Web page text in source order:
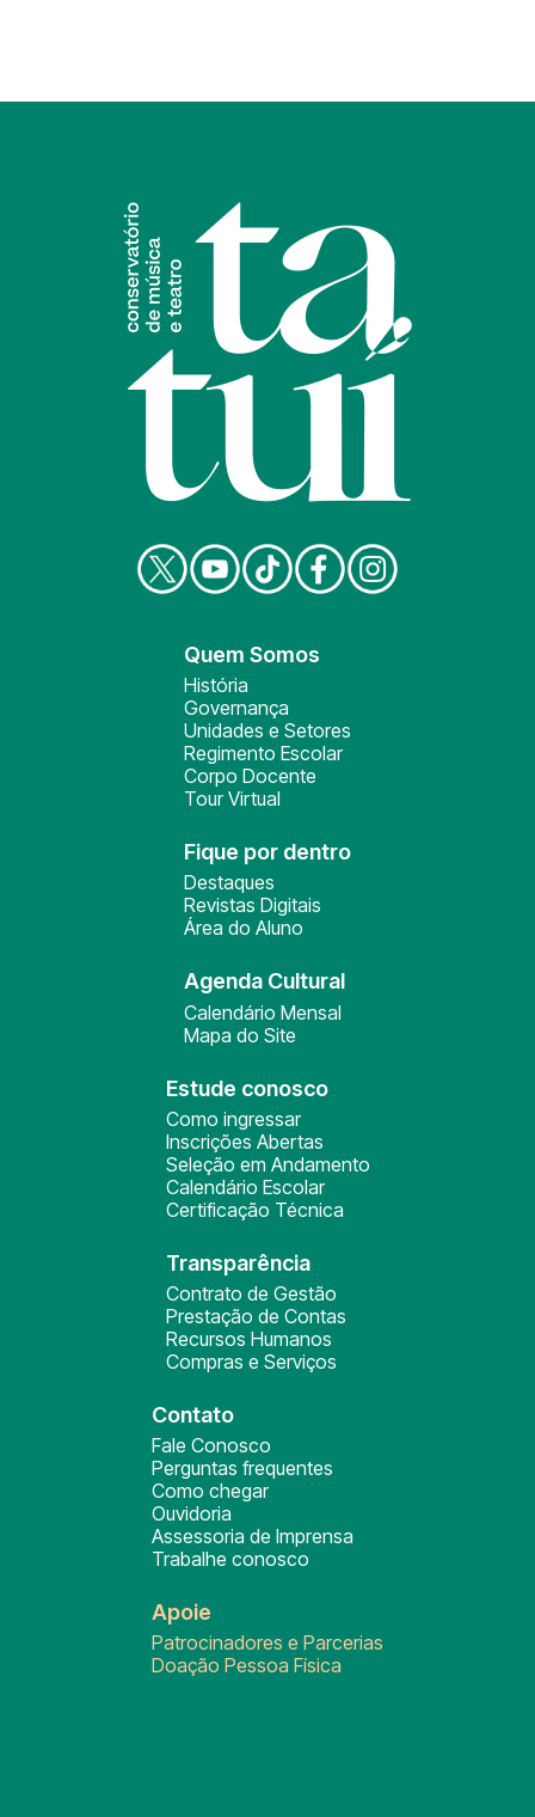
Quem Somos
História
Governança
Unidades e Setores
Regimento Escolar
Corpo Docente
Tour Virtual
Fique por dentro
Destaques
Revistas Digitais
Área do Aluno
Agenda Cultural
Calendário Mensal
Mapa do Site
Estude conosco
Como ingressar
Inscrições Abertas
Seleção em Andamento
Calendário Escolar
Certificação Técnica
Transparência
Contrato de Gestão
Prestação de Contas
Recursos Humanos
Compras e Serviços
Contato
Fale Conosco
Perguntas frequentes
Como chegar
Ouvidoria
Assessoria de Imprensa
Trabalhe conosco
Apoie
Patrocinadores e Parcerias
Doação Pessoa Física